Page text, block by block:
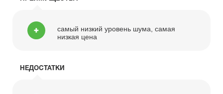
самый низкий уровень шума, самая
низкая цена
НЕДОСТАТКИ